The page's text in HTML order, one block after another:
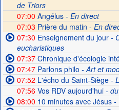
de Triors
07:00 Angélus - En direct
07:03 Prière du matin - En
07:30 Enseignement du jour-
eucharistiques
07:37Chronique d'écologie
07:47Parlons philo - Art et
07:52 L'écho du Saint-Siège-
07:56Vos RDV aujourd'hui- du
08:00 10 minutes avec Jésus-